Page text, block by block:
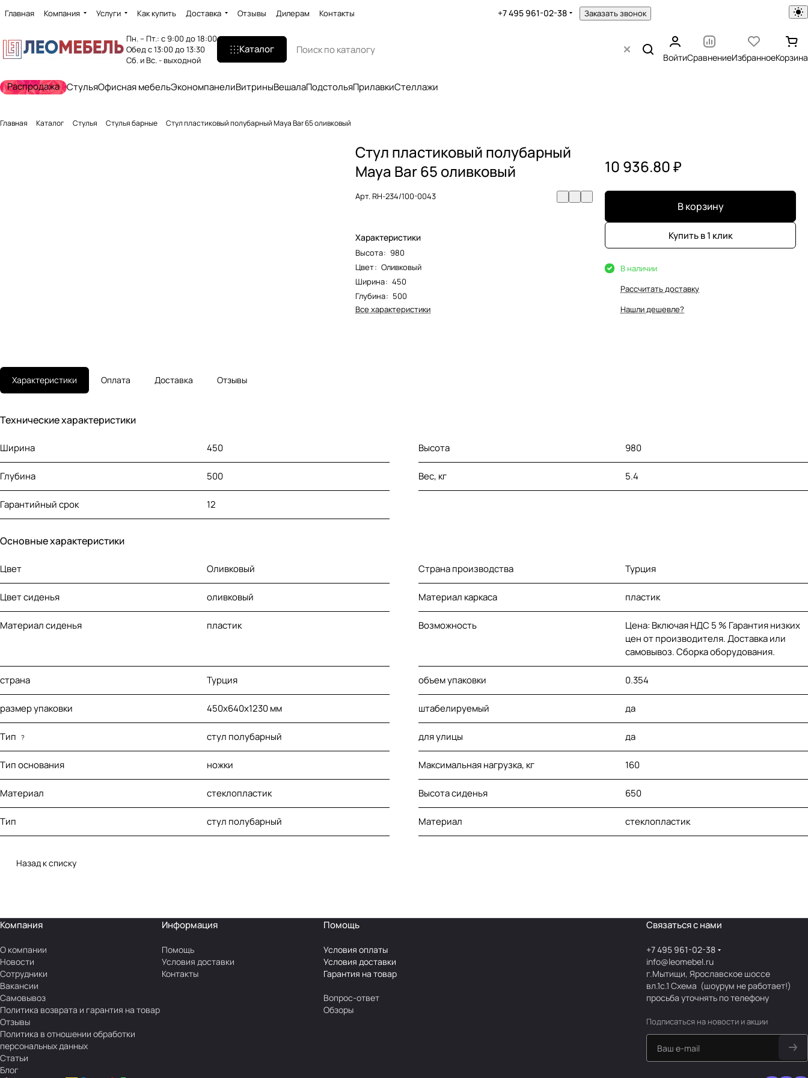
Главная Компания Услуги Как купить Доставка Отзывы Дилерам Контакты +7 495 961-02-38 Заказать звонок
Пн. – Пт.: с 9:00 до 18:00
Обед с 13:00 до 13:30
Сб. и Вс. - выходной
Каталог
ВойтиСравнениеИзбранноеКорзина
Распродажа СтульяОфисная мебельЭкономпанелиВитриныВешалаПодстольяПрилавкиСтеллажи
Главная Каталог Стулья Стулья барные Стул пластиковый полубарный Maya Bar 65 оливковый
Стул пластиковый полубарный
Maya Bar 65 оливковый
Арт.RH-234/100-0043
Характеристики
Высота: 980
Цвет: Оливковый
Ширина: 450
Глубина: 500
Все характеристики
10 936.80 ₽
В корзину
Купить в 1 клик
В наличии
Рассчитать доставку
Нашли дешевле?
Характеристики Оплата Доставка Отзывы
Технические характеристики
Ширина 450 Высота 980
Глубина 500 Вес, кг 5.4
Гарантийный срок 12
Основные характеристики
Цвет Оливковый Страна производства Турция
Цвет сиденья оливковый Материал каркаса пластик
Материал сиденья пластик Возможность
Цена: Включая НДС 5 % Гарантия низких
цен от производителя. Доставка или
самовывоз. Сборка оборудования.
страна Турция объем упаковки 0.354
размер упаковки 450х640х1230 мм штабелируемый да
Тип ? стул полубарный для улицы да
Тип основания ножки Максимальная нагрузка, кг 160
Материал стеклопластик Высота сиденья 650
Тип стул полубарный Материал стеклопластик
Назад к списку
Компания
О компании
Новости
Сотрудники
Вакансии
Самовывоз
Политика возврата и гарантия на товар
Отзывы
Политика в отношении обработки
персональных данных
Статьи
Блог
Информация
Помощь
Условия доставки
Контакты
Помощь
Условия оплаты
Условия доставки
Гарантия на товар
Вопрос-ответ
Обзоры
Связаться с нами
+7 495 961-02-38
info@leomebel.ru
г.Мытищи, Ярославское шоссе
вл.1с.1Схема (шоурум не работает!)
просьба уточнять по телефону
Подписаться на новости и акции